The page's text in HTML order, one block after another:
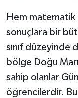
Hem
sonuçlara bir
sınıf düzeyinde
bölge Doğu
sahip olanlar
öğrencilerdir.